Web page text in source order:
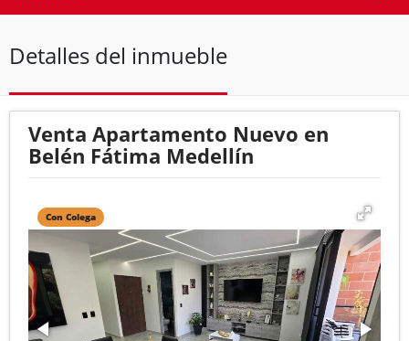
Detalles del inmueble
Venta Apartamento Nuevo en
Belén Fátima Medellín
Con Colega